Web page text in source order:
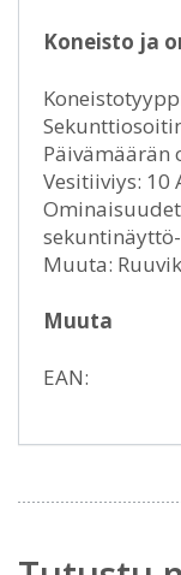
Koneisto ja
Päivämäärän
Vesitiiviys: 10
Muuta:
Muuta
EAN: